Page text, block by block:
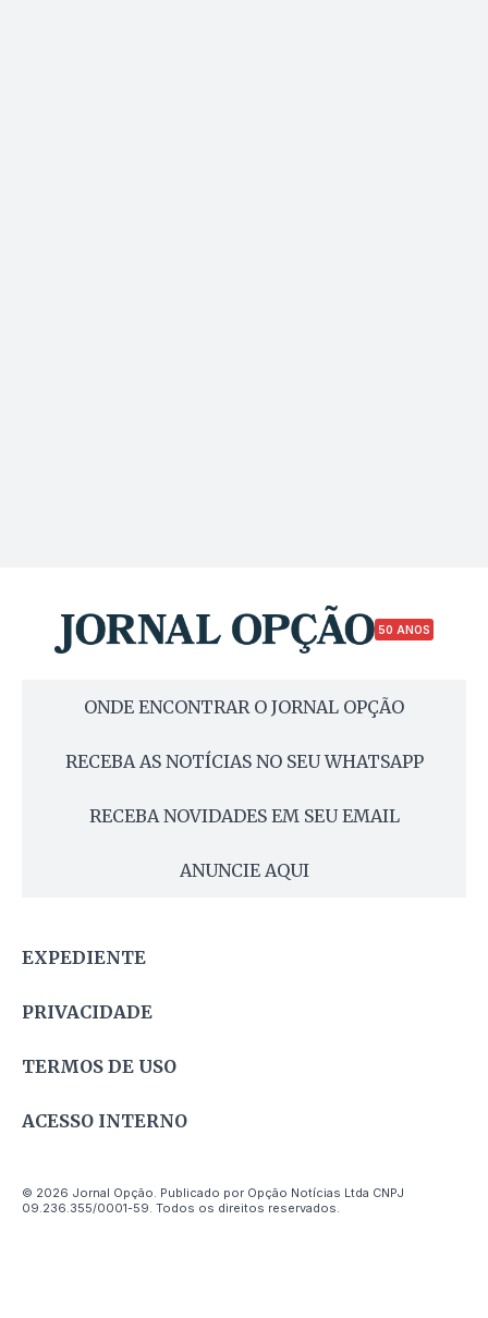
50 ANOS
ONDE ENCONTRAR O JORNAL OPÇÃO
RECEBA AS NOTÍCIAS NO SEU WHATSAPP
RECEBA NOVIDADES EM SEU EMAIL
ANUNCIE AQUI
EXPEDIENTE
PRIVACIDADE
TERMOS DE USO
ACESSO INTERNO
© 2026 Jornal Opção. Publicado por Opção Notícias Ltda CNPJ
09.236.355/0001-59. Todos os direitos reservados.